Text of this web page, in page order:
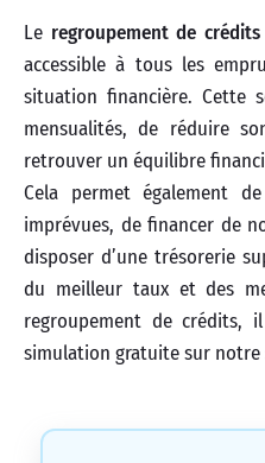
Le regroupement de crédits
accessible à tous les
situation financière. Cette
mensualités, de réduire
retrouver un équilibre
Cela permet également
imprévues, de financer de
disposer d’une trésorerie
du meilleur taux et des
regroupement de crédits,
simulation gratuite sur notre